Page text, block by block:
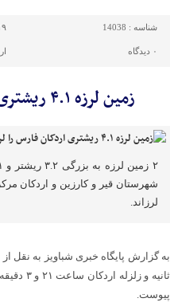
شناسه : 14038 ۱۹ خرداد
۰ دیدگاه
زمین لرزه ۴.۱ ریشتری اردکان فارس را لرزاند
شهرستان قیر و کارزین و اردکان
لرزاند.
پیوست.